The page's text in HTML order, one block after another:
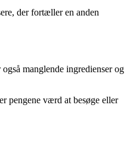
der fortæller en anden
manglende ingredienser og
pengene værd at besøge eller